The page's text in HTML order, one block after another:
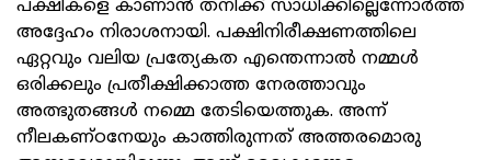
പക്ഷികളെ കാണാൻ തനിക്ക് സാധിക്കില്ലെന്നോർത്ത്
അദ്ദേഹം നിരാശനായി. പക്ഷിനിരീക്ഷണത്തിലെ
ഏറ്റവും വലിയ പ്രത്യേകത എന്തെന്നാൽ നമ്മൾ
ഒരിക്കലും പ്രതീക്ഷിക്കാത്ത നേരത്താവും
അത്ഭുതങ്ങൾ നമ്മെ തേടിയെത്തുക. അന്ന്
നീലകണ്ഠനേയും കാത്തിരുന്നത് അത്തരമൊരു